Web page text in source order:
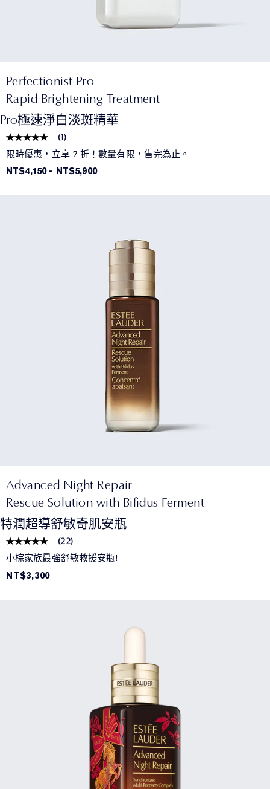
Perfectionist Pro
Rapid Brightening Treatment
Pro極速淨白淡斑精華
(1)
限時優惠，立享 7 折！數量有限，售完為止。
NT$4,150- NT$5,900
Advanced Night Repair
Rescue Solution with Bifidus Ferment
特潤超導舒敏奇肌安瓶
(22)
小棕家族最強舒敏救援安瓶!
NT$3,300